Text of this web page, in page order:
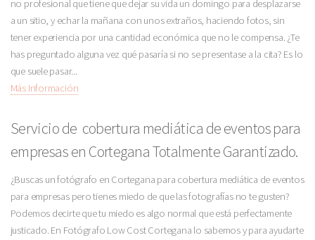
no profesional que tiene que dejar su vida un domingo para desplazarse
a un sitio, y echar la mañana con unos extraños, haciendo fotos, sin
tener experiencia por una cantidad económica que no le compensa. ¿Te
has preguntado alguna vez qué pasaría si no se presentase a la cita? Es lo
que suele pasar...
Más Información
Servicio de cobertura mediática de eventos para
empresas en Cortegana Totalmente Garantizado.
¿Buscas un fotógrafo en Cortegana para cobertura mediática de eventos
para empresas pero tienes miedo de que las fotografías no te gusten?
Podemos decirte que tu miedo es algo normal que está perfectamente
justicado. En Fotógrafo Low Cost Cortegana lo sabemos y para ayudarte